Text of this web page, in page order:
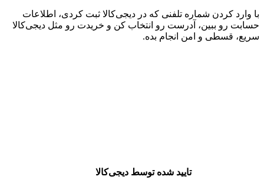
با وارد کردن شماره تلفنی که در دیجی‌کالا ثبت کردی، اطلاعات
حسابت رو ببین، آدرست رو انتخاب کن و خریدت رو مثل دیجی‌کالا
سریع، قسطی و امن انجام بده.
تایید شده توسط دیجی‌کالا